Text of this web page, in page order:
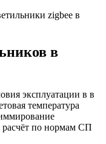
zigbee в
в
эксплуатации в в
температура
по нормам СП